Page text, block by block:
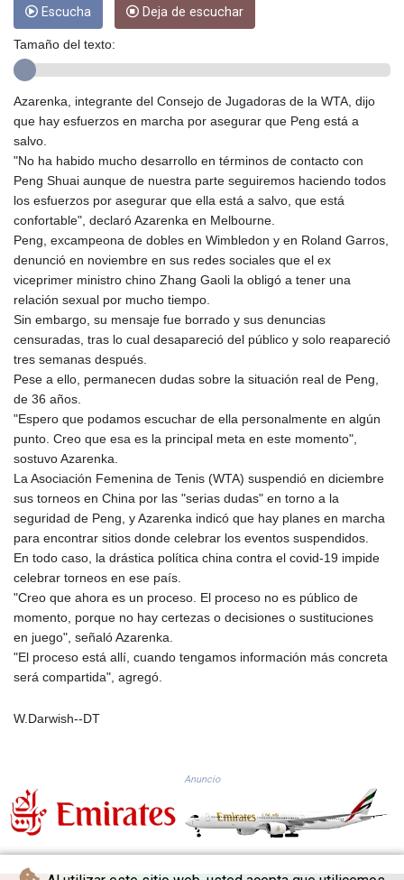
GHS 13.526832
GIP 0.8566
GNF 10123.874202
GYD 241.157003
HKD 9.067746
HRK 7.536622
HTG 150.718127
HUF 363.096405
IDR 20580.370421
ILS 3.468234
IMP 0.8566
INR 110.076256
IQD 1509.981237
IRR
1590322.371805
JEP 0.8566
JOD 0.819746
JPY 182.445186
KGS 101.104505
KHR 4681.941823
KMF 492.514185
KRW 1627.712241
KWD 0.356853
KZT 540.233287
LAK 26025.676609
103223.017367
LYD 7.331909
MDL 20.044751
MGA 4918.938878
Escucha Deja de escuchar
Tamaño del texto:
Azarenka, integrante del Consejo de Jugadoras de la WTA, dijo
que hay esfuerzos en marcha por asegurar que Peng está a
salvo.
"No ha habido mucho desarrollo en términos de contacto con
Peng Shuai aunque de nuestra parte seguiremos haciendo todos
los esfuerzos por asegurar que ella está a salvo, que está
confortable", declaró Azarenka en Melbourne.
Peng, excampeona de dobles en Wimbledon y en Roland Garros,
denunció en noviembre en sus redes sociales que el ex
viceprimer ministro chino Zhang Gaoli la obligó a tener una
relación sexual por mucho tiempo.
Sin embargo, su mensaje fue borrado y sus denuncias
censuradas, tras lo cual desapareció del público y solo reapareció
tres semanas después.
Pese a ello, permanecen dudas sobre la situación real de Peng,
de 36 años.
"Espero que podamos escuchar de ella personalmente en algún
punto. Creo que esa es la principal meta en este momento",
sostuvo Azarenka.
La Asociación Femenina de Tenis (WTA) suspendió en diciembre
sus torneos en China por las "serias dudas" en torno a la
seguridad de Peng, y Azarenka indicó que hay planes en marcha
para encontrar sitios donde celebrar los eventos suspendidos.
En todo caso, la drástica política china contra el covid-19 impide
celebrar torneos en ese país.
"Creo que ahora es un proceso. El proceso no es público de
momento, porque no hay certezas o decisiones o sustituciones
en juego", señaló Azarenka.
"El proceso está allí, cuando tengamos información más concreta
será compartida", agregó.
W.Darwish--DT
Anuncio